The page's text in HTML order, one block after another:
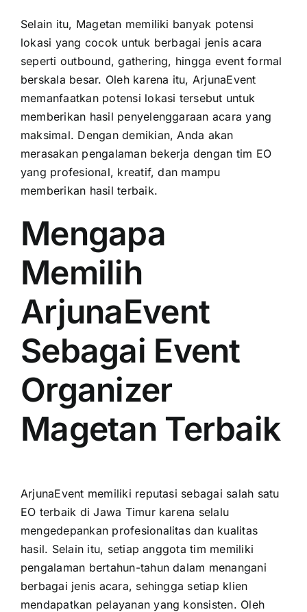
Selain itu, Magetan memiliki banyak potensi
lokasi yang cocok untuk berbagai jenis acara
seperti outbound, gathering, hingga event formal
berskala besar. Oleh karena itu, ArjunaEvent
memanfaatkan potensi lokasi tersebut untuk
memberikan hasil penyelenggaraan acara yang
maksimal. Dengan demikian, Anda akan
merasakan pengalaman bekerja dengan tim EO
yang profesional, kreatif, dan mampu
memberikan hasil terbaik.
Mengapa
Memilih
ArjunaEvent
Sebagai Event
Organizer
Magetan Terbaik
ArjunaEvent memiliki reputasi sebagai salah satu
EO terbaik di Jawa Timur karena selalu
mengedepankan profesionalitas dan kualitas
hasil. Selain itu, setiap anggota tim memiliki
pengalaman bertahun-tahun dalam menangani
berbagai jenis acara, sehingga setiap klien
mendapatkan pelayanan yang konsisten. Oleh